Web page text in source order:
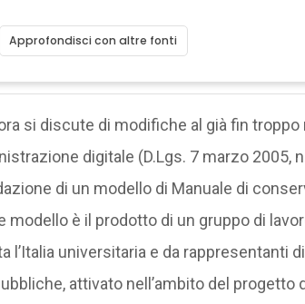
Approfondisci con altre fonti
si discute di modifiche al già fin troppo
digitale (D.Lgs. 7 marzo 2005,
di un modello di Manuale di
modello è il prodotto di un gruppo di
l’Italia universitaria e da rappresentanti
attivato nell’ambito del